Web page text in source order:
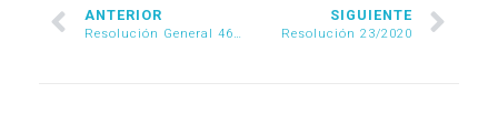
ANTERIOR
Resolución General 4677/2020
SIGUIENTE
Resolución 23/2020